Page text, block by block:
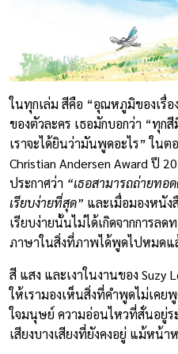
ในทุกเล่ม สีคือ “อุณหภูมิของเรื่
ของตัวละคร เธอมักบอกว่า “ทุก
เราจะได้ยินว่ามันพูดอะไร” ในต
Christian Andersen Award ปี
ประกาศว่า “เธอสามารถถ่ายท
เรียบง่ายที่สุด” และเมื่อมองหนัง
เรียบง่ายนั้นไม่ได้เกิดจากการลด
ภาษาในสิ่งที่ภาพได้พูดไปหมดแ
สี แสง และเงาในงานของ Suzy
ให้เรามองเห็นสิ่งที่คำพูดไม่เคย
ใจมนุษย์ ความอ่อนไหวที่สั่นอยู่ร
เสียงบางเสียงที่ยังคงอยู่ แม้หน้